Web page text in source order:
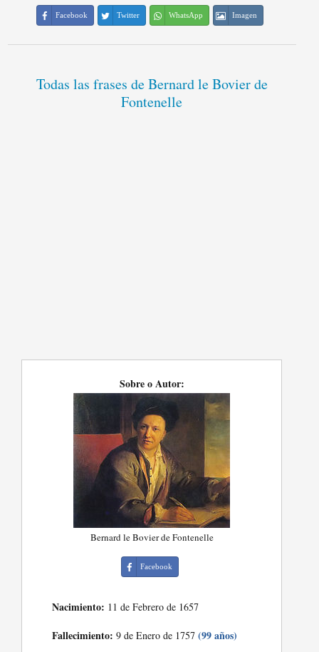
Facebook Twitter WhatsApp Imagen
Todas las frases de Bernard le Bovier de
Fontenelle
Sobre o Autor:
Bernard le Bovier de Fontenelle
Facebook
Nacimiento: 11 de Febrero de 1657
Fallecimiento: 9 de Enero de 1757(99 años)